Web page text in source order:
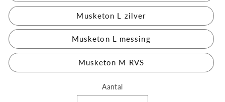
Musketon L zilver
Musketon L messing
Musketon M RVS
Aantal